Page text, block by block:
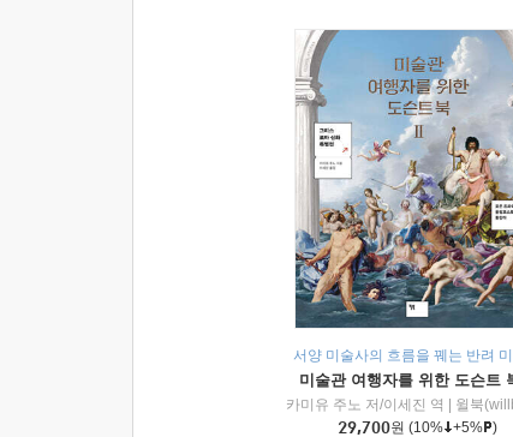
서양 미술사의 흐름을 꿰는 반려
미술관 여행자를 위한 도슨트
카미유 주노 저/이세진 역
윌북
29,700원 (10% +5% )